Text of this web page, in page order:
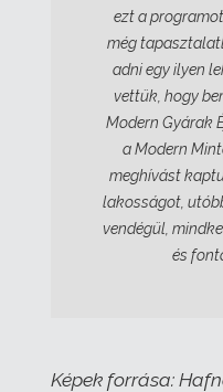
ezt a
még
adni egy ilyen
vettük, hogy
Modern Gyárak
a Modern
meghívást
lakosságot,
vendégül,
és
Képek forrása: